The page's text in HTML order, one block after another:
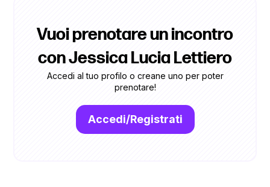
Vuoi prenotare un incontro
con Jessica Lucia Lettiero
Accedi al tuo profilo o creane uno per poter
prenotare!
Accedi/Registrati